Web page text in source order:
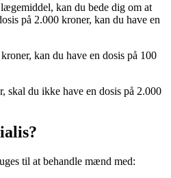
kan du bede dig om at
på 2.000 kroner, kan du have en
kan du have en dosis på 100
skal du ikke have en dosis på 2.000
til at behandle mænd med: